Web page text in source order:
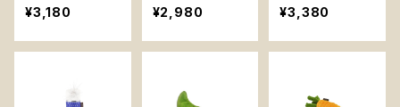
ミュートシリー
ズ】Ferry【P.L.A.
Y. Canine Com
¥3,180
インコミュートシ
リーズ】Speed
Trian【P.L.A.Y.
¥2,980
ンコミュートシリ
ーズ】Cable Ca
r【P.L.A.Y. Cani
¥3,380